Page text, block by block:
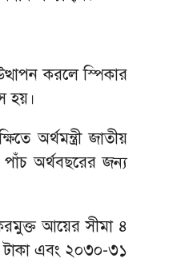
করলে স্পিকার
হয়।
অর্থমন্ত্রী জাতীয়
অর্থবছরের জন্য
আয়ের সীমা ৪
এবং ২০৩০-৩১